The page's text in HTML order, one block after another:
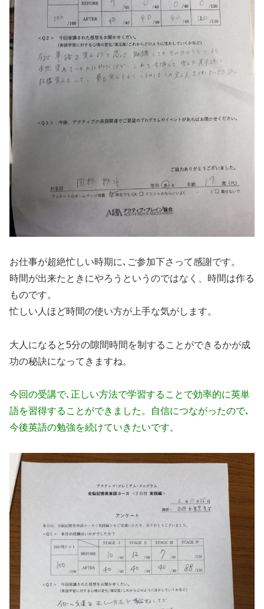
お仕事が超絶忙しい時期に､ご参加下さって感謝です。
時間が出来たときにやろうというのではなく、時間は作る
ものです。
忙しい人ほど時間の使い方が上手な気がします。
大人になると5分の隙間時間を制することができるかが成
功の秘訣になってきますね。
今回の受講で､正しい方法で学習することで効率的に英単
語を習得することができました。自信につながったので､
今後英語の勉強を続けていきたいです。